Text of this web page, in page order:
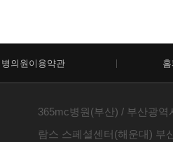
병의원이용약관
365mc병원(부산) / 부산광역
람스 스페셜센터(해운대) 부